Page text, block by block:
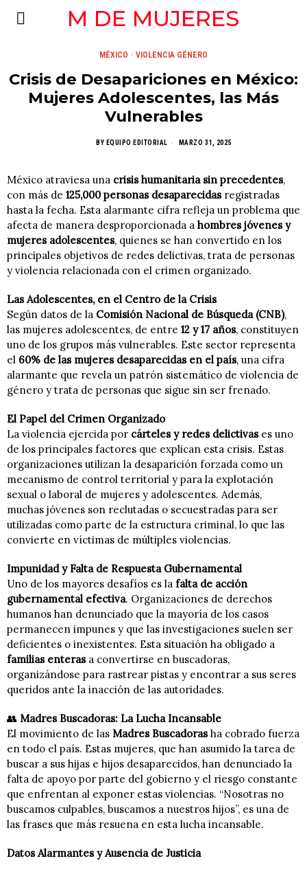
M DE MUJERES
MÉXICO · VIOLENCIA GÉNERO
Crisis de Desapariciones en México:
Mujeres Adolescentes, las Más
Vulnerables
BY EQUIPO EDITORIAL MARZO 31, 2025
México atraviesa una crisis humanitaria sin precedentes,
con más de 125,000 personas desaparecidasregistradas
hasta la fecha. Esta alarmante cifra refleja un problema que
afecta de manera desproporcionada a hombres jóvenes y
mujeres adolescentes, quienes se han convertido en los
principales objetivos de redes delictivas, trata de personas
y violencia relacionada con el crimen organizado.
Las Adolescentes, en el Centro de la Crisis
Según datos de la Comisión Nacional de Búsqueda (CNB),
las mujeres adolescentes, de entre 12 y 17 años, constituyen
uno de los grupos más vulnerables. Este sector representa
el 60% de las mujeres desaparecidas en el país, una cifra
alarmante que revela un patrón sistemático de violencia de
género y trata de personas que sigue sin ser frenado.
El Papel del Crimen Organizado
La violencia ejercida por cárteles y redes delictivases uno
de los principales factores que explican esta crisis. Estas
organizaciones utilizan la desaparición forzada como un
mecanismo de control territorial y para la explotación
sexual o laboral de mujeres y adolescentes. Además,
muchas jóvenes son reclutadas o secuestradas para ser
utilizadas como parte de la estructura criminal, lo que las
convierte en víctimas de múltiples violencias.
Impunidad y Falta de Respuesta Gubernamental
Uno de los mayores desafíos es la falta de acción
gubernamental efectiva. Organizaciones de derechos
humanos han denunciado que la mayoría de los casos
permanecen impunes y que las investigaciones suelen ser
deficientes o inexistentes. Esta situación ha obligado a
familias enterasa convertirse en buscadoras,
organizándose para rastrear pistas y encontrar a sus seres
queridos ante la inacción de las autoridades.
👥 Madres Buscadoras: La Lucha Incansable
El movimiento de las Madres Buscadorasha cobrado fuerza
en todo el país. Estas mujeres, que han asumido la tarea de
buscar a sus hijas e hijos desaparecidos, han denunciado la
falta de apoyo por parte del gobierno y el riesgo constante
que enfrentan al exponer estas violencias. “Nosotras no
buscamos culpables, buscamos a nuestros hijos”, es una de
las frases que más resuena en esta lucha incansable.
Datos Alarmantes y Ausencia de Justicia